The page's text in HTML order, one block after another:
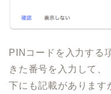
PINコードを入力する
きた番号を入力して
下にも記載があります